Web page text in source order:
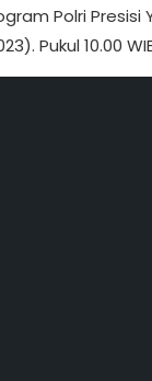
Polri Presisi
Pukul 10.00